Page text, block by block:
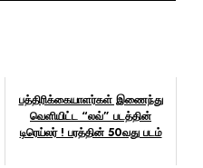
பத்திரிக்கையாளர்கள் இணைந்து
வெளியிட்ட “லவ்” படத்தின்
டிரெய்லர் ! பரத்தின் 50வது படம்